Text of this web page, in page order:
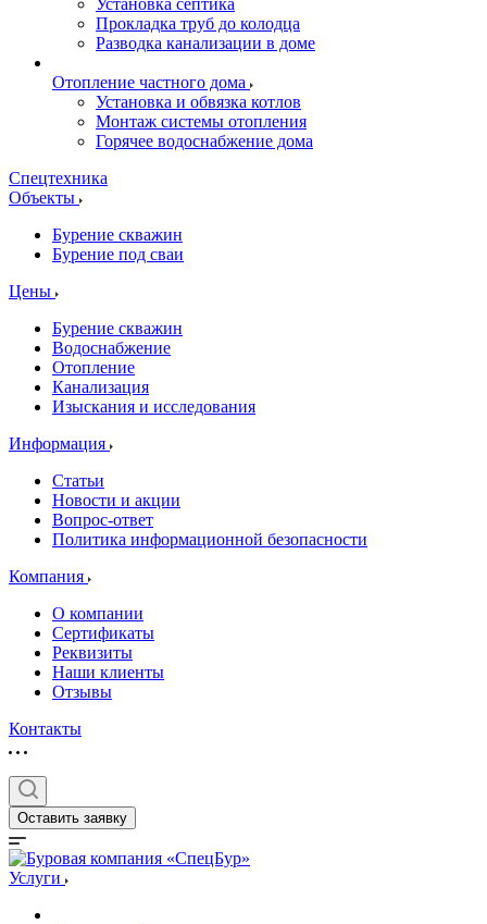
Установка септика
Прокладка труб до колодца
Разводка канализации в доме
Отопление частного дома
Установка и обвязка котлов
Монтаж системы отопления
Горячее водоснабжение дома
Спецтехника
Объекты
Бурение скважин
Бурение под сваи
Цены
Бурение скважин
Водоснабжение
Отопление
Канализация
Изыскания и исследования
Информация
Статьи
Новости и акции
Вопрос-ответ
Политика информационной безопасности
Компания
О компании
Сертификаты
Реквизиты
Наши клиенты
Отзывы
Контакты
Оставить заявку
Услуги